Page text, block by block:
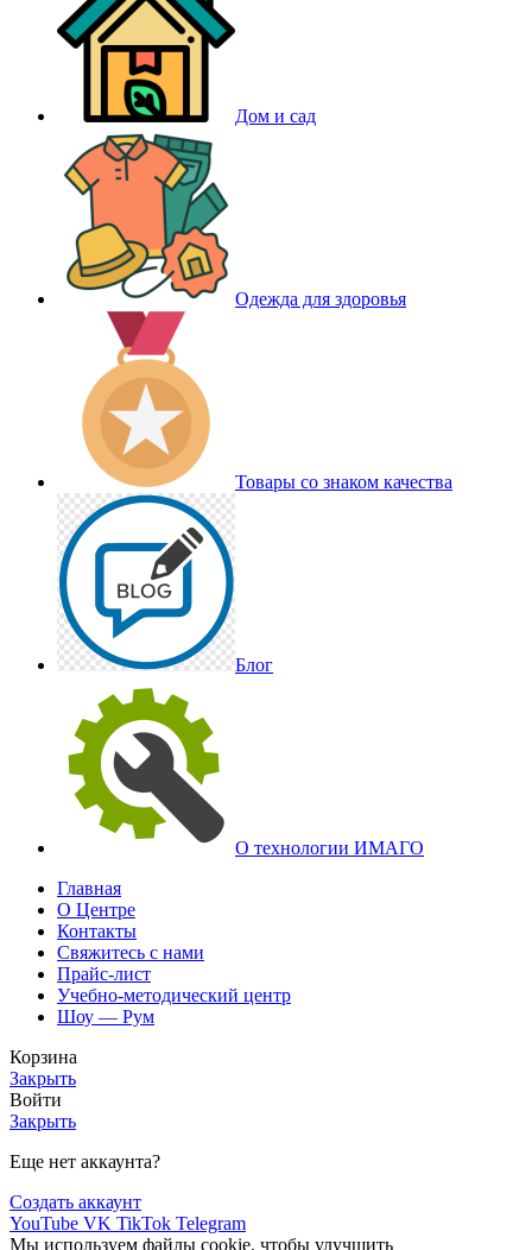
Дом и сад
Одежда для здоровья
Товары со знаком качества
Блог
О технологии ИМАГО
Главная
О Центре
Контакты
Свяжитесь с нами
Прайс-лист
Учебно-методический центр
Шоу — Рум
Корзина
Закрыть
Войти
Закрыть
Еще нет аккаунта?
Создать аккаунт
YouTube VK TikTok Telegram
Мы используем файлы cookie, чтобы улучшить